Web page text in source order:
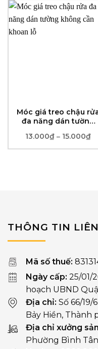
Móc giá treo chậu
đa năng dán tường
13.000₫ – 15.000₫
từ
THÔNG TIN
Mã số thuế:
Ngày cấp: 25/01/
hoạch UBND
Địa chỉ: Số 66/
Bảy Hiền, Thành
Địa chỉ xưởng
Phường Bình